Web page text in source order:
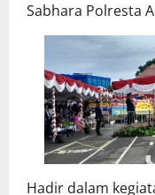
Sabhara Polresta
Hadir dalam